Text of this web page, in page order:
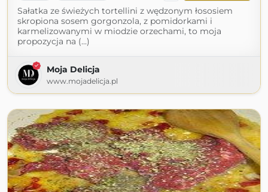
Sałatka ze świeżych tortellini z wędzonym łososiem
skropiona sosem gorgonzola, z pomidorkami i
karmelizowanymi w miodzie orzechami, to moja
propozycja na (...)
Moja Delicja
www.mojadelicja.pl